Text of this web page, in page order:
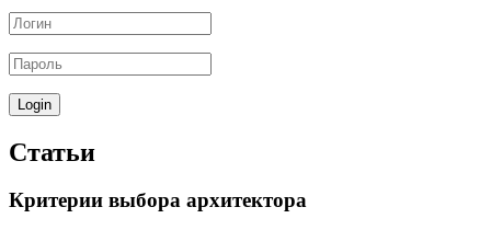
Статьи
Критерии выбора архитектора